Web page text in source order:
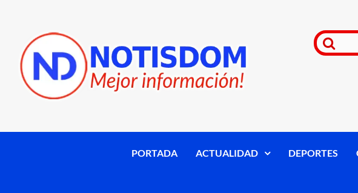
PORTADA ACTUALIDAD DEPORTES